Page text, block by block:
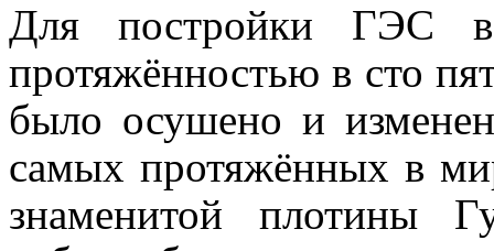
Для постройки ГЭС
протяжённостью в сто
было осушено и
самых протяжённых в
знаменитой плотины